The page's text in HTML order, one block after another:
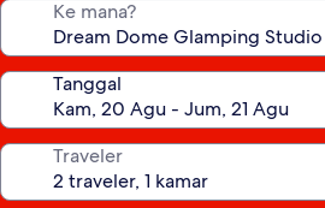
Ke mana?
Tanggal
Traveler